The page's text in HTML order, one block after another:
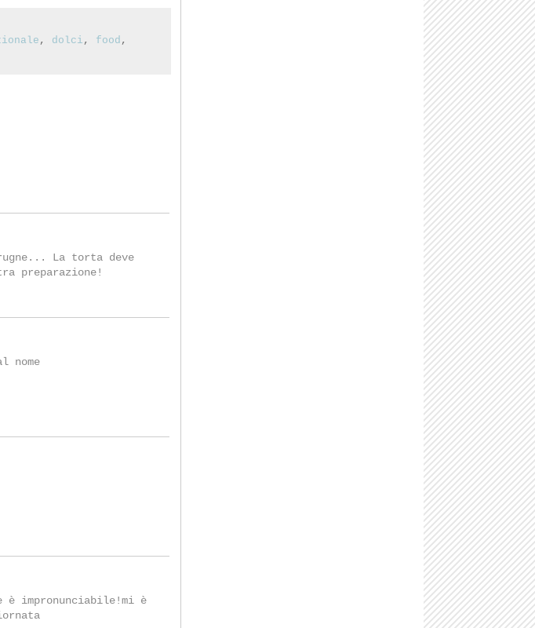
, dolci , food ,
La torta deve
preparazione!
nome
è impronunciabile!mi è